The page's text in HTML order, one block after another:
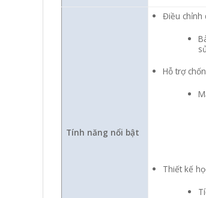
Tính năng nổi bật
Điều chỉnh
Hỗ trợ
Thiết kế